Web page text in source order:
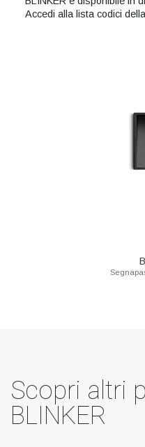
Accedi alla lista codici
Scopri altri
BLINKER